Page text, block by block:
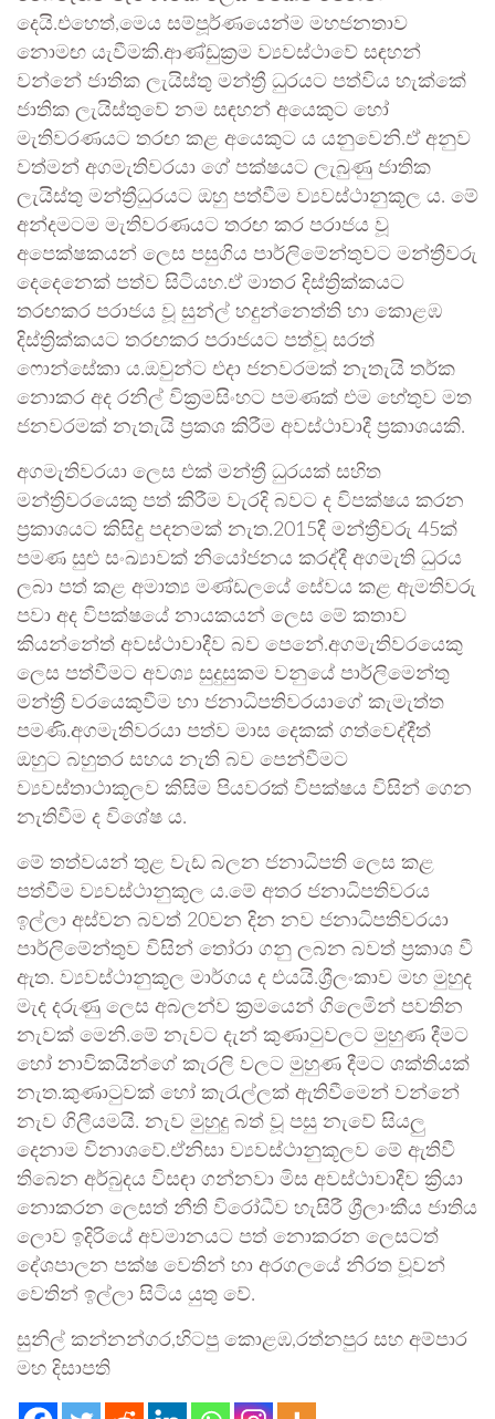
දෙයි.එහෙත්,මෙය සම්පූර්ණයෙන්ම මහජනතාව
නොමඟ යැවීමකි.ආණ්ඩුක්‍රම ව්‍යවස්ථාවේ සඳහන්
වන්නේ ජාතික ලැයිස්තු මන්ත්‍රී ධුරයට පත්විය හැක්කේ
ජාතික ලැයිස්තුවේ නම සඳහන් අයෙකුට හෝ
මැතිවරණයට තරඟ කළ අයෙකුට ය යනුවෙනි.ඒ අනුව
වත්මන් අගමැතිවරයා ගේ පක්ෂයට ලැබුණු ජාතික
ලැයිස්තු මන්ත්‍රීධුරයට ඔහු පත්වීම ව්‍යවස්ථානුකූල ය. මේ
අන්දමටම මැතිවරණයට තරඟ කර පරාජය වූ
අපෙක්ෂකයන් ලෙස පසුගිය පාර්ලිමේන්තුවට මන්ත්‍රීවරු
දෙදෙනෙක් පත්ව සිටියහ.ඒ මාතර දිස්ත්‍රික්කයට
තරඟකර පරාජය වූ සුන්ල් හදුන්නෙත්ති හා කොළඹ
දිස්ත්‍රික්කයට තරඟකර පරාජයට පත්වූ සරත්
ෆොන්සේකා ය.ඔවුන්ට එදා ජනවරමක් නැතැයි තර්ක
නොකර අද රනිල් වික්‍රමසිංහට පමණක් එම හේතුව මත
ජනවරමක් නැතැයි ප්‍රකශ කිරීම අවස්ථාවාදී ප්‍රකාශයකි.
අගමැතිවරයා ලෙස එක් මන්ත්‍රී ධුරයක් සහිත
මන්ත්‍රිවරයෙකු පත් කිරීම වැරදි බවට ද විපක්ෂය කරන
ප්‍රකාශයට කිසිදු පදනමක් නැත.2015දී මන්ත්‍රීවරු 45ක්
පමණ සුළු සංඛ්‍යාවක් නියෝජනය කරද්දී අගමැති ධුරය
ලබා පත් කළ අමාත්‍ය මණ්ඩලයේ සේවය කළ ඇමතිවරු
පවා අද විපක්ෂයේ නායකයන් ලෙස මේ කතාව
කියන්නේත් අවස්ථාවාදීව බව පෙනේ.අගමැතිවරයෙකු
ලෙස පත්වීමට අවශ්‍ය සුදුසුකම වනුයේ පාර්ලිමෙන්තු
මන්ත්‍රී වරයෙකුවීම හා ජනාධිපතිවරයාගේ කැමැත්ත
පමණි.අගමැතිවරයා පත්ව මාස දෙකක් ගත්වෙද්දීත්
ඔහුට බහුතර සහය නැති බව පෙන්වීමට
ව්‍යවස්තාථාකූලව කිසිම පියවරක් විපක්ෂය විසින් ගෙන
නැතිවීම ද විශේෂ ය.
මේ තත්වයන් තුළ වැඩ බලන ජනාධිපති ලෙස කළ
පත්වීම ව්‍යවස්ථානුකූල ය.මේ අතර ජනාධිපතිවරය
ඉල්ලා අස්වන බවත් 20වන දින නව ජනාධිපතිවරයා
පාර්ලිමේන්තුව විසින් තෝරා ගනු ලබන බවත් ප්‍රකාශ වී
ඇත. ව්‍යවස්ථානුකූල මාර්ගය ද එයයි.ශ්‍රීලංකාව මහ මුහුද
මැද දරුණු ලෙස අබලන්ව ක්‍රමයෙන් ගිලෙමින් පවතින
නැවක් මෙනි.මේ නැවට දැන් කුණාටුවලට මුහුණ දීමට
හෝ නාවිකයින්ගේ කැරලි වලට මුහුණ දීමට ශක්තියක්
නැත.කුණාටුවක් හෝ කැරැල්ලක් ඇතිවීමෙන් වන්නේ
නැව ගිලීයමයි. නැව මුහුදු බත් වූ පසු නැවේ සියලු
දෙනාම විනාශවේ.ඒනිසා ව්‍යවස්ථානුකූලව මේ ඇතිවී
තිබෙන අර්බුදය විසඳා ගන්නවා මිස අවස්ථාවාදීව ක්‍රියා
නොකරන ලෙසත් නීති විරෝධීව හැසිරී ශ්‍රීලාංකීය ජාතිය
ලොව ඉදිරියේ අවමානයට පත් නොකරන ලෙසටත්
දේශපාලන පක්ෂ වෙතින් හා අරගලයේ නිරත වූවන්
වෙතින් ඉල්ලා සිටිය යුතු වේ.
සුනිල් කන්නන්ගර,හිටපු කොළඹ,රත්නපුර සහ අම්පාර
මහ දිසාපති